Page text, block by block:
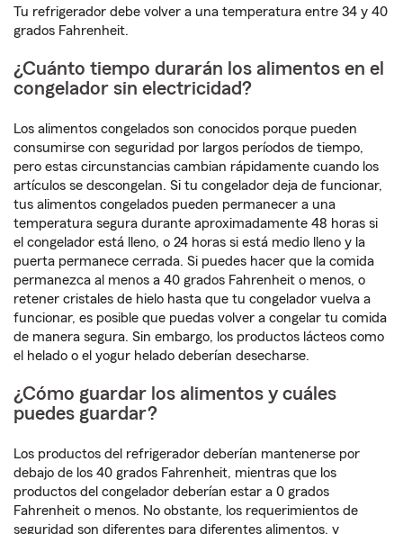
Tu refrigerador debe volver a una temperatura entre 34 y 40
grados Fahrenheit.
¿Cuánto tiempo durarán los alimentos en el
congelador sin electricidad?
Los alimentos congelados son conocidos porque pueden
consumirse con seguridad por largos períodos de tiempo,
pero estas circunstancias cambian rápidamente cuando los
artículos se descongelan. Si tu congelador deja de funcionar,
tus alimentos congelados pueden permanecer a una
temperatura segura durante aproximadamente 48 horas si
el congelador está lleno, o 24 horas si está medio lleno y la
puerta permanece cerrada. Si puedes hacer que la comida
permanezca al menos a 40 grados Fahrenheit o menos, o
retener cristales de hielo hasta que tu congelador vuelva a
funcionar, es posible que puedas volver a congelar tu comida
de manera segura. Sin embargo, los productos lácteos como
el helado o el yogur helado deberían desecharse.
¿Cómo guardar los alimentos y cuáles
puedes guardar?
Los productos del refrigerador deberían mantenerse por
debajo de los 40 grados Fahrenheit, mientras que los
productos del congelador deberían estar a 0 grados
Fahrenheit o menos. No obstante, los requerimientos de
seguridad son diferentes para diferentes alimentos, y